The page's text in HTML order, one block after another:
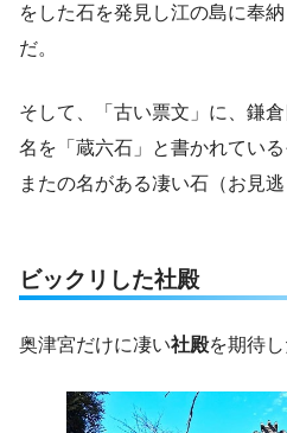
をした石を発見し江の島に奉
だ。
そして、「古い票文」に、鎌
名を「蔵六石」と書かれている
またの名がある凄い石（お見逃
ビックリした社殿
奥津宮だけに凄い社殿を期待し